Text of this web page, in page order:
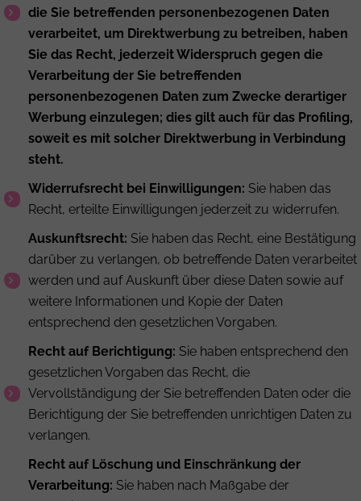
die Sie betreffenden personenbezogenen Daten
verarbeitet, um Direktwerbung zu betreiben, haben
Sie das Recht, jederzeit Widerspruch gegen die
Verarbeitung der Sie betreffenden
personenbezogenen Daten zum Zwecke derartiger
Werbung einzulegen; dies gilt auch für das Profiling,
soweit es mit solcher Direktwerbung in Verbindung
steht.
Widerrufsrecht bei Einwilligungen: Sie haben das
Recht, erteilte Einwilligungen jederzeit zu widerrufen.
Auskunftsrecht: Sie haben das Recht, eine Bestätigung
darüber zu verlangen, ob betreffende Daten verarbeitet
werden und auf Auskunft über diese Daten sowie auf
weitere Informationen und Kopie der Daten
entsprechend den gesetzlichen Vorgaben.
Recht auf Berichtigung: Sie haben entsprechend den
gesetzlichen Vorgaben das Recht, die
Vervollständigung der Sie betreffenden Daten oder die
Berichtigung der Sie betreffenden unrichtigen Daten zu
verlangen.
Recht auf Löschung und Einschränkung der
Verarbeitung: Sie haben nach Maßgabe der